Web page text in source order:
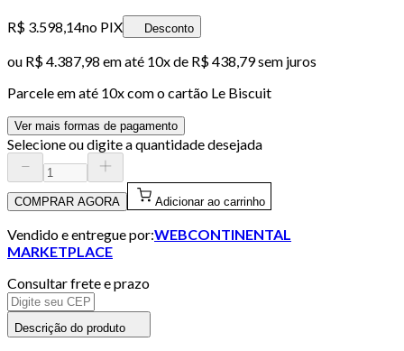
R$ 3.598,14no PIX Desconto
ou R$ 4.387,98 em até 10x de R$ 438,79 sem juros
Parcele em até 10x com o cartão Le Biscuit
Ver mais formas de pagamento
Selecione ou digite a quantidade desejada
COMPRAR AGORA Adicionar ao carrinho
Vendido e entregue por:WEBCONTINENTAL
MARKETPLACE
Consultar frete e prazo
Descrição do produto